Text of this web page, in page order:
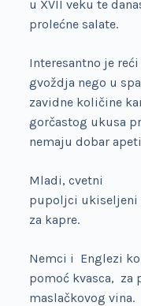
u XVII veku te
prolećne salate.
Interesantno je
gvoždja nego u
zavidne količine
gorčastog ukusa
nemaju dobar
Mladi, cvetni
pupoljci ukiseljeni
za kapre.
Nemci i Englezi
pomoć kvasca, za
maslačkovog vina.